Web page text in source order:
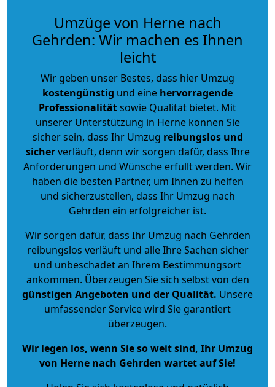
Umzüge von Herne nach
Gehrden: Wir machen es Ihnen
leicht
Wir geben unser Bestes, dass hier Umzug
kostengünstig und eine hervorragende
Professionalitätsowie Qualität bietet. Mit
unserer Unterstützung in Herne können Sie
sicher sein, dass Ihr Umzug reibungslos und
sicherverläuft, denn wir sorgen dafür, dass Ihre
Anforderungen und Wünsche erfüllt werden. Wir
haben die besten Partner, um Ihnen zu helfen
und sicherzustellen, dass Ihr Umzug nach
Gehrden ein erfolgreicher ist.
Wir sorgen dafür, dass Ihr Umzug nach Gehrden
reibungslos verläuft und alle Ihre Sachen sicher
und unbeschadet an Ihrem Bestimmungsort
ankommen. Überzeugen Sie sich selbst von den
günstigen Angeboten und der Qualität. Unsere
umfassender Service wird Sie garantiert
überzeugen.
Wir legen los, wenn Sie so weit sind, Ihr Umzug
von Herne nach Gehrden wartet auf Sie!